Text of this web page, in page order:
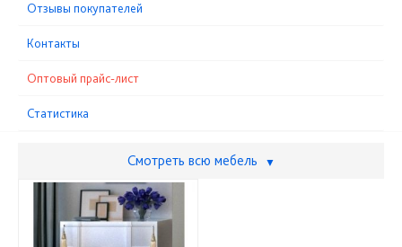
Отзывы покупателей
Контакты
Оптовый прайс-лист
Статистика
Смотреть всю мебель ▼